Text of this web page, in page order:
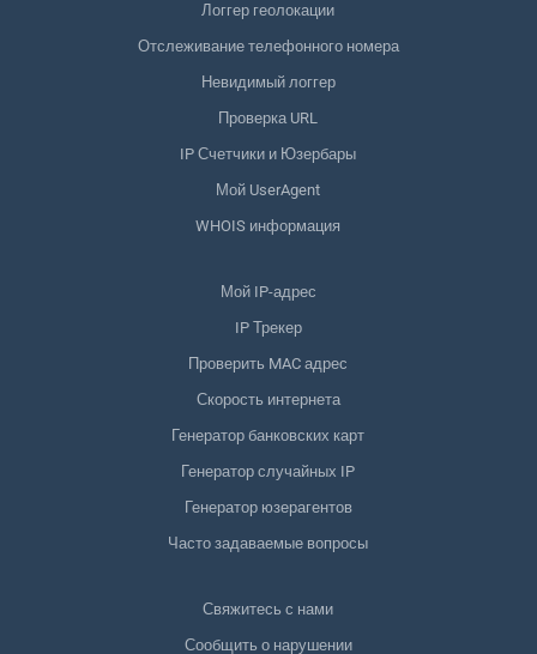
Логгер геолокации
Отслеживание телефонного номера
Невидимый логгер
Проверка URL
IP Счетчики и Юзербары
Мой UserAgent
WHOIS информация
Мой IP-адрес
IP Трекер
Проверить MAC адрес
Скорость интернета
Генератор банковских карт
Генератор случайных IP
Генератор юзерагентов
Часто задаваемые вопросы
Свяжитесь с нами
Сообщить о нарушении